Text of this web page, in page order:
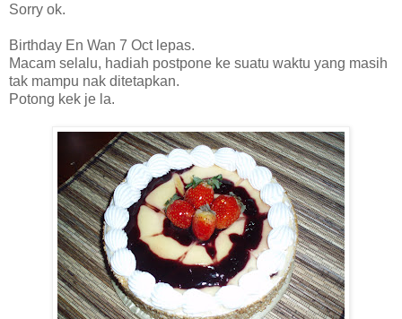
Sorry ok.
Birthday En Wan 7 Oct lepas.
Macam selalu, hadiah postpone ke suatu waktu yang masih
tak mampu nak ditetapkan.
Potong kek je la.